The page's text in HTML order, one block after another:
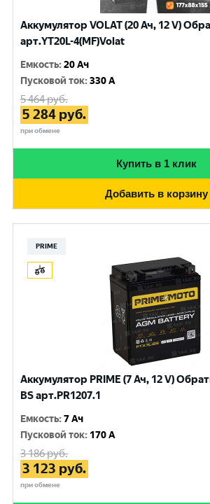
Аккумулятор VOLAT (20 Ач, 12 V)
арт.YT20L-4(MF)Volat
Емкость:20 Ач
Пусковой ток:330 A
5 464руб.
5 284 руб.
при обмене
Купить в 1 клик
Добавить в корзину
PRIME
Аккумулятор PRIME (7 Ач, 12 V)
BS арт.PR1207.1
Емкость:7 Ач
Пусковой ток: 170 A
3 186руб.
3 123 руб.
при обмене